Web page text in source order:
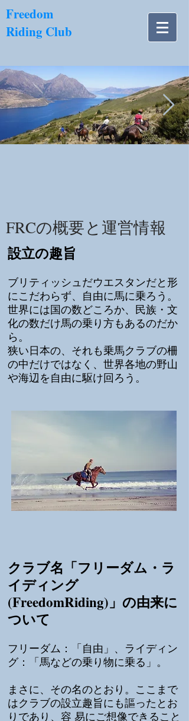
​Freedom
Riding Club
FRCの概要と運営情報
設立の趣旨
ブリティッシュだウエスタンだと形
にこだわらず、自由に馬に乗ろう。
世界には国の数どころか、民族・文
化の数だけ馬の乗り方もあるのだか
ら。
狭い日本の、それも乗馬クラブの柵
の中だけではなく、世界各地の野山
や海辺を自由に駆け回ろう。
クラブ名「フリーダム・ラ
イディング
(FreedomRiding)」の由来に
ついて
フリーダム：「自由」、ライディン
グ：「馬などの乗り物に乗る」。
まさに、その名のとおり。ここまで
はクラブの設立趣旨にも謳ったとお
りであり、容 易にご想像できること